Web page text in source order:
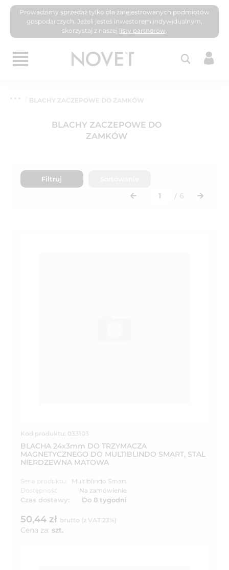
Prowadzimy sprzedaż tylko dla zarejestrowanych podmiotów
gospodarczych. Jeżeli jesteś inwestorem indywidualnym,
skorzystaj z naszej listy partnerów.
BLACHY ZACZEPOWE DO ZAMKÓW
BLACHY ZACZEPOWE DO
ZAMKÓW
Filtruj
/ 6
Kod produktu: 033103
BLACHA 24x3mm DO TRZYMACZA
MAGNETYCZNEGO DO MULTIBLINDO SMART, STAL
NIERDZEWNA MATOWA
Seria produktu:
Multiblindo Smart
Dostępność:
Na zamówienie
Czas dostawy: Do 8 tygodni
50,44 zł brutto (z VAT 23%)
Cena za: szt.